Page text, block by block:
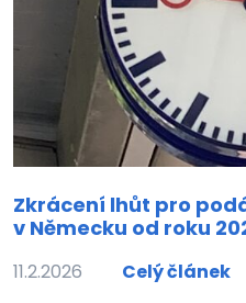
Zkrácení lhůt pro
v Německu od roku
11.2.2026 Celý článek